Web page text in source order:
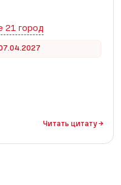
21 город
Читать цитату →